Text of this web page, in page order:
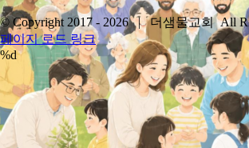
© Copyright 2017 - 2026 | 더샘물교회 All
YouTube
페이지 로드 링크
%d
Go
to
Top